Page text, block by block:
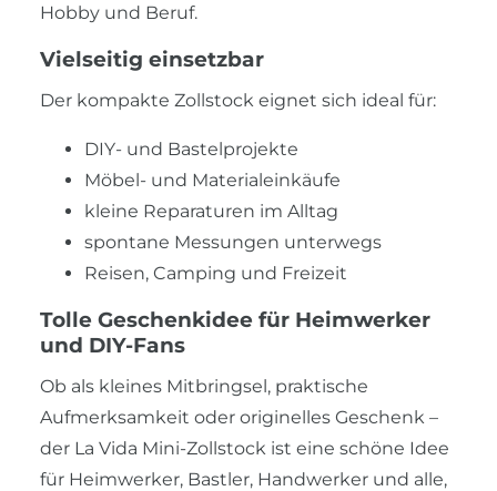
Hobby und Beruf.
Vielseitig einsetzbar
Der kompakte Zollstock eignet sich ideal für:
DIY- und Bastelprojekte
Möbel- und Materialeinkäufe
kleine Reparaturen im Alltag
spontane Messungen unterwegs
Reisen, Camping und Freizeit
Tolle Geschenkidee für Heimwerker
und DIY-Fans
Ob als kleines Mitbringsel, praktische
Aufmerksamkeit oder originelles Geschenk –
der La Vida Mini-Zollstock ist eine schöne Idee
für Heimwerker, Bastler, Handwerker und alle,